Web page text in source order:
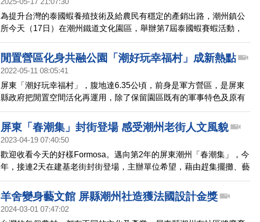
為提升台灣的泰國蝦養殖技術及給農民有穩定的產銷出路，潮州鎮公
所今天（17日）在潮州鐵道文化園區，舉辦第7屆泰國蝦賽蝦活動，
今年冠軍公蝦302公克、冠軍母蝦178公克，都是由首次參賽青農獲
得。
閒置營區化身共融公園「潮好玩幸福村」成新熱點
2022-05-11 08:05:41
屏東「潮好玩幸福村」，腹地達6.35公頃，前身是軍方營區，是屏東
縣政府把閒置空間活化再運用，除了保留園區既有的軍事特色及原有
的社福服務功能，日前在園區內再加入共融遊戲場，1月底試營運至
今，已突破20萬人前往體驗，儼然成為潮州最新打卡點。
屏東「春潮集」封街登場 感受潮州老街人文風貌
2023-04-19 07:40:50
歡迎收看今天的好樣Formosa。邁向第2年的屏東潮州「春潮集」，今
年，接連2天在建基老街封街登場，主辦單位希望，藉由趕集擺攤、藝
文欣賞及展覽，讓民眾能認識潮洲在地的人文特產，也為地方創生注
入新活力。
羊舍變身藝文館 屏縣潮州社造獲法國設計金獎
2024-03-01 07:47:02